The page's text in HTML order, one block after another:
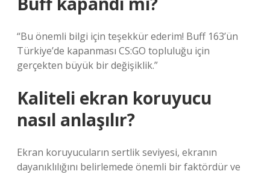
“Bu önemli bilgi için teşekkür ederim! Buff 163’ün
Türkiye’de kapanması CS:GO topluluğu için
gerçekten büyük bir değişiklik.”
Kaliteli ekran koruyucu
nasıl anlaşılır?
Ekran koruyucuların sertlik seviyesi, ekranın
dayanıklılığını belirlemede önemli bir faktördür ve